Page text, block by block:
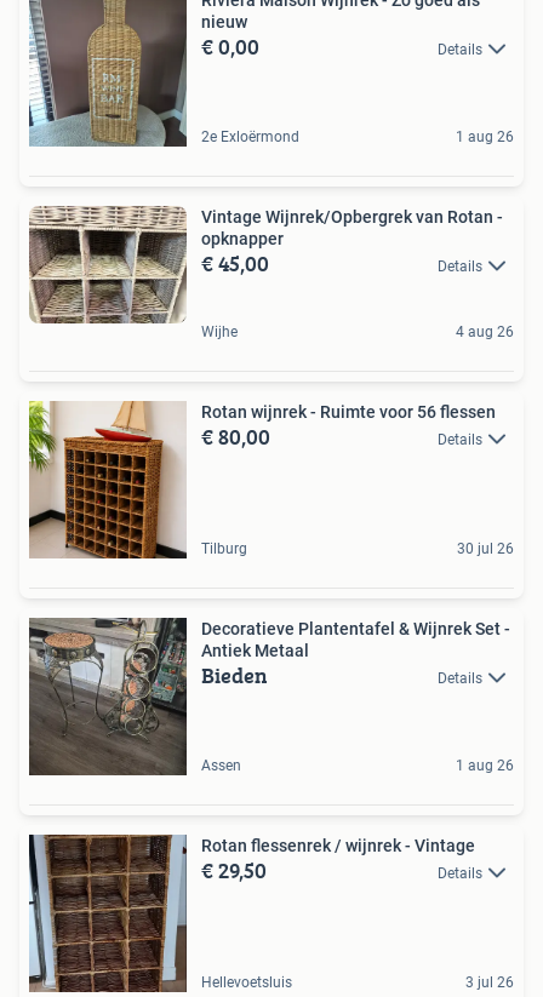
nieuw
€ 0,00 Details
2e Exloërmond 1 aug 26
Vintage Wijnrek/Opbergrek van Rotan -
opknapper
€ 45,00 Details
Wijhe 4 aug 26
Rotan wijnrek - Ruimte voor 56 flessen
€ 80,00 Details
Tilburg 30 jul 26
Decoratieve Plantentafel & Wijnrek Set -
Antiek Metaal
Bieden Details
Assen 1 aug 26
Rotan flessenrek / wijnrek - Vintage
€ 29,50 Details
Hellevoetsluis 3 jul 26